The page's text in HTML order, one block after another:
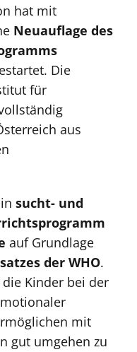
hat mit
Neuauflage des
Die
für
aus
sucht- und
auf Grundlage
der WHO.
Kinder bei der
mit
gut umgehen zu